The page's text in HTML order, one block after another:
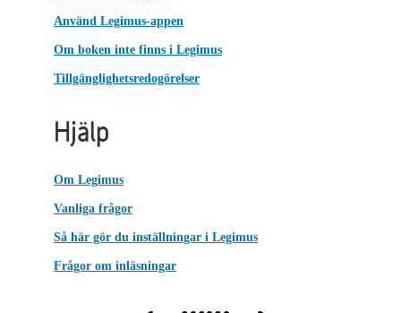
Använd Legimus-appen
Om boken inte finns i Legimus
Tillgänglighetsredogörelser
Hjälp
Om Legimus
Vanliga frågor
Så här gör du inställningar i Legimus
Frågor om inläsningar